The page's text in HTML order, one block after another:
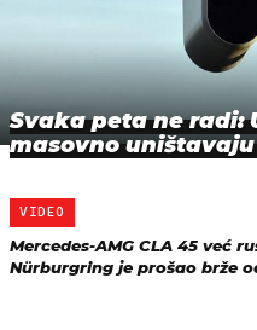
Svaka peta ne radi:
masovno
VIDEO
Mercedes-AMG CLA 45 već
Nürburgring je prošao brže